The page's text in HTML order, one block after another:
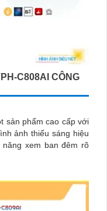
C808AI CÔNG
sản phẩm cao cấp với
ảnh thiếu sáng hiệu